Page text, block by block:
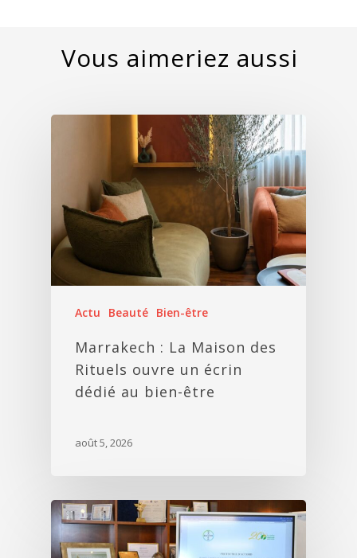
Actu Beauté Bien-être
Marrakech : La Maison des
Rituels ouvre un écrin
dédié au bien-être
août 5, 2026